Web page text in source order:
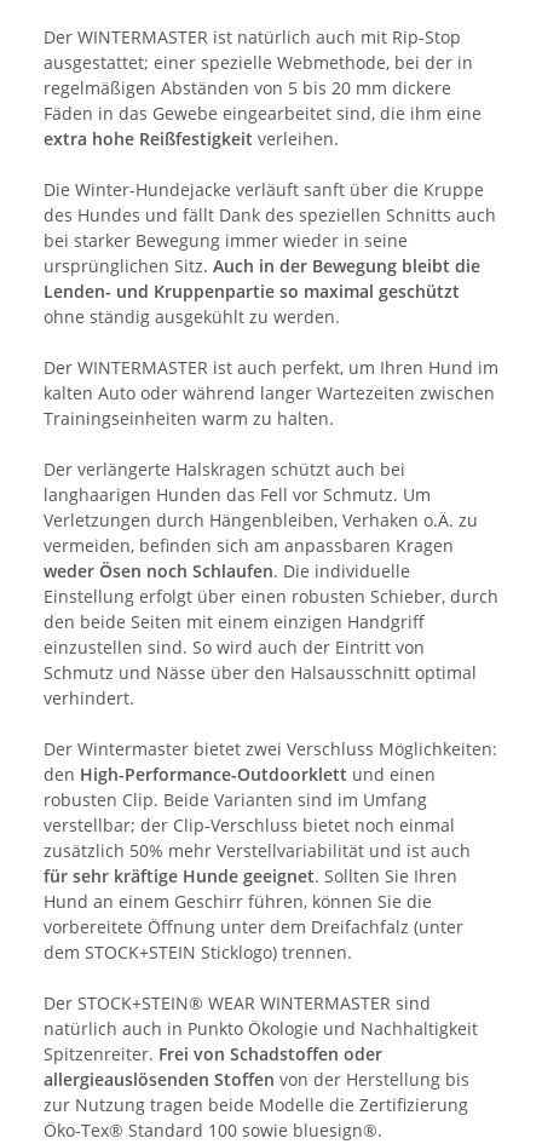
Der WINTERMASTER ist natürlich auch mit Rip-Stop
ausgestattet; einer spezielle Webmethode, bei der in
regelmäßigen Abständen von 5 bis 20 mm dickere
Fäden in das Gewebe eingearbeitet sind, die ihm eine
extra hohe Reißfestigkeit verleihen.
Die Winter-Hundejacke verläuft sanft über die Kruppe
des Hundes und fällt Dank des speziellen Schnitts auch
bei starker Bewegung immer wieder in seine
ursprünglichen Sitz. Auch in der Bewegung bleibt die
Lenden- und Kruppenpartie so maximal geschützt
ohne ständig ausgekühlt zu werden.
Der WINTERMASTER ist auch perfekt, um Ihren Hund im
kalten Auto oder während langer Wartezeiten zwischen
Trainingseinheiten warm zu halten.
Der verlängerte Halskragen schützt auch bei
langhaarigen Hunden das Fell vor Schmutz. Um
Verletzungen durch Hängenbleiben, Verhaken o.Ä. zu
vermeiden, befinden sich am anpassbaren Kragen
weder Ösen noch Schlaufen. Die individuelle
Einstellung erfolgt über einen robusten Schieber, durch
den beide Seiten mit einem einzigen Handgriff
einzustellen sind. So wird auch der Eintritt von
Schmutz und Nässe über den Halsausschnitt optimal
verhindert.
Der Wintermaster bietet zwei Verschluss Möglichkeiten:
den High-Performance-Outdoorklett und einen
robusten Clip. Beide Varianten sind im Umfang
verstellbar; der Clip-Verschluss bietet noch einmal
zusätzlich 50% mehr Verstellvariabilität und ist auch
für sehr kräftige Hunde geeignet. Sollten Sie Ihren
Hund an einem Geschirr führen, können Sie die
vorbereitete Öffnung unter dem Dreifachfalz (unter
dem STOCK+STEIN Sticklogo) trennen.
Der STOCK+STEIN® WEAR WINTERMASTER sind
natürlich auch in Punkto Ökologie und Nachhaltigkeit
Spitzenreiter. Frei von Schadstoffen oder
allergieauslösenden Stoffen von der Herstellung bis
zur Nutzung tragen beide Modelle die Zertifizierung
Öko-Tex® Standard 100 sowie bluesign®.